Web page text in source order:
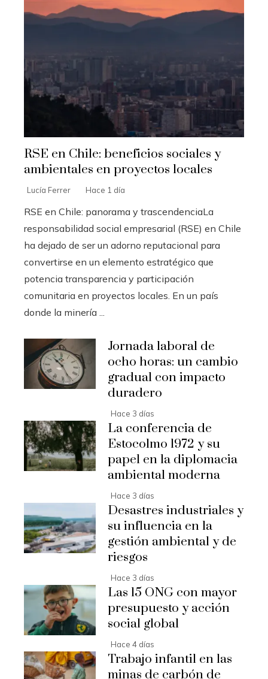
RSE en Chile: beneficios sociales y
ambientales en proyectos locales
Lucía Ferrer Hace 1 día
RSE en Chile: panorama y trascendenciaLa
responsabilidad social empresarial (RSE) en Chile
ha dejado de ser un adorno reputacional para
convertirse en un elemento estratégico que
potencia transparencia y participación
comunitaria en proyectos locales. En un país
donde la minería ...
Jornada laboral de
ocho horas: un cambio
gradual con impacto
duradero
Hace 3 días
La conferencia de
Estocolmo 1972 y su
papel en la diplomacia
ambiental moderna
Hace 3 días
Desastres industriales y
su influencia en la
gestión ambiental y de
riesgos
Hace 3 días
Las 15 ONG con mayor
presupuesto y acción
social global
Hace 4 días
Trabajo infantil en las
minas de carbón de